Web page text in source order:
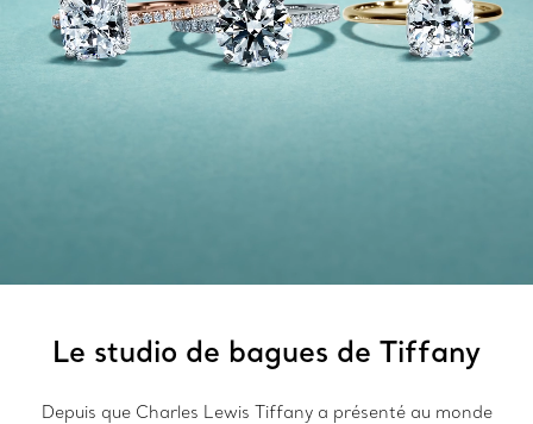
Le studio de bagues de Tiffany
Depuis que Charles Lewis Tiffany a présenté au monde